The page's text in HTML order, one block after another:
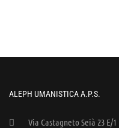
ALEPH UMANISTICA A.P.S.
Via Castagneto Seià 23 E/1